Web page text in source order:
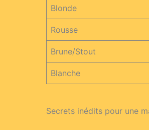
Blonde
Rousse
Brune/Stout
Blanche
Secrets inédits pour une